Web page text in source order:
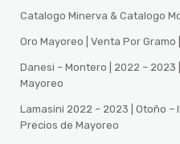
Catalogo Minerva & Catalogo
Oro Mayoreo | Venta Por Gramo
Danesi – Montero | 2022 –
Mayoreo
Lamasini 2022 – 2023 | Otoño –
Precios de Mayoreo